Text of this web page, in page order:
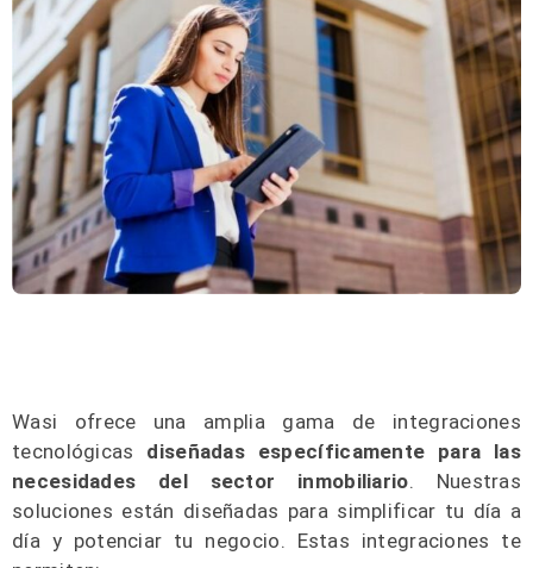
Wasi ofrece una amplia gama de integraciones
tecnológicas diseñadas específicamente para las
necesidades del sector inmobiliario. Nuestras
soluciones están diseñadas para simplificar tu día a
día y potenciar tu negocio. Estas integraciones te